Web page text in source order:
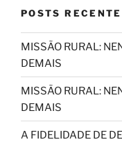
POSTS
MISSÃO RURAL:
DEMAIS
MISSÃO RURAL:
DEMAIS
A FIDELIDADE DE